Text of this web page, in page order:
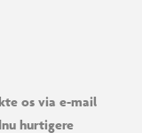
os via e-mail
hurtigere